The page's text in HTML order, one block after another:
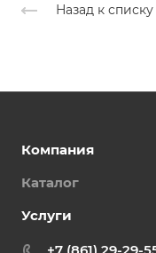
Назад к списку
Компания
Каталог
Услуги